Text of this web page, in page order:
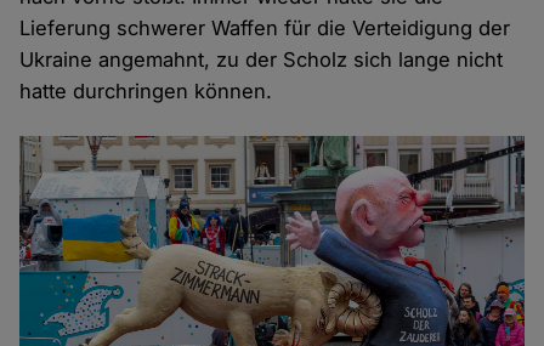
Lieferung schwerer Waffen für die Verteidigung der
Ukraine angemahnt, zu der Scholz sich lange nicht
hatte durchringen können.